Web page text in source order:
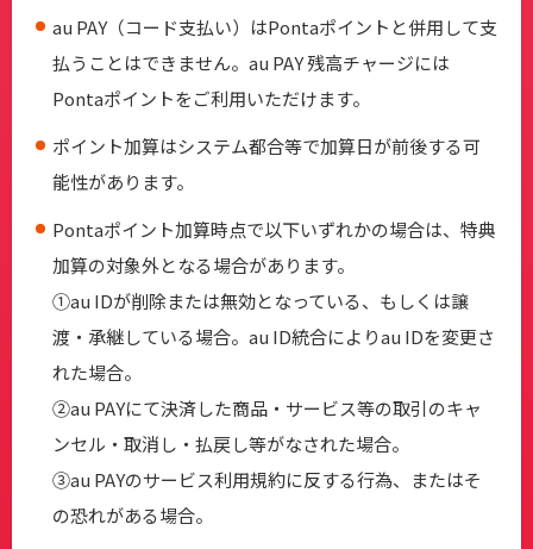
au PAY（コード支払い）はPontaポイントと併用して支
払うことはできません。au PAY 残高チャージには
Pontaポイントをご利用いただけます。
ポイント加算はシステム都合等で加算日が前後する可
能性があります。
Pontaポイント加算時点で以下いずれかの場合は、特典
加算の対象外となる場合があります。
①au IDが削除または無効となっている、もしくは譲
渡・承継している場合。au ID統合によりau IDを変更さ
れた場合。
②au PAYにて決済した商品・サービス等の取引のキャ
ンセル・取消し・払戻し等がなされた場合。
③au PAYのサービス利用規約に反する行為、またはそ
の恐れがある場合。